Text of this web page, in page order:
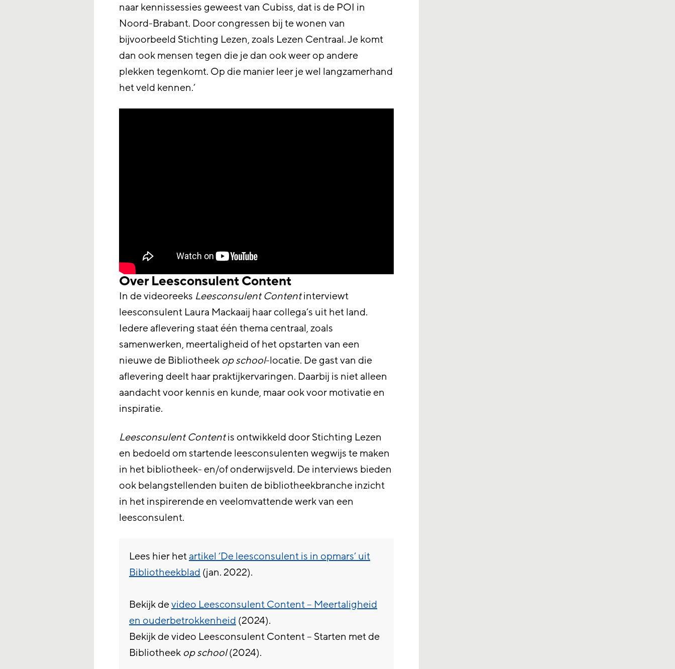
naar kennissessies geweest van Cubiss, dat is de POI in
Noord-Brabant. Door congressen bij te wonen van
bijvoorbeeld Stichting Lezen, zoals Lezen Centraal. Je komt
dan ook mensen tegen die je dan ook weer op andere
plekken tegenkomt. Op die manier leer je wel langzamerhand
het veld kennen.’
Over Leesconsulent Content
In de videoreeks Leesconsulent Contentinterviewt
leesconsulent Laura Mackaaij haar collega’s uit het land.
Iedere aflevering staat één thema centraal, zoals
samenwerken, meertaligheid of het opstarten van een
nieuwe de Bibliotheek op school-locatie. De gast van die
aflevering deelt haar praktijkervaringen. Daarbij is niet alleen
aandacht voor kennis en kunde, maar ook voor motivatie en
inspiratie.
Leesconsulent Contentis ontwikkeld door Stichting Lezen
en bedoeld om startende leesconsulenten wegwijs te maken
in het bibliotheek- en/of onderwijsveld. De interviews bieden
ook belangstellenden buiten de bibliotheekbranche inzicht
in het inspirerende en veelomvattende werk van een
leesconsulent.
Lees hier hetartikel ‘De leesconsulent is in opmars’ uit
Bibliotheekblad (jan. 2022).
Bekijk devideo Leesconsulent Content – Meertaligheid
en ouderbetrokkenheid (2024).
Bekijk de video Leesconsulent Content – Starten met de
Bibliotheek op school(2024).